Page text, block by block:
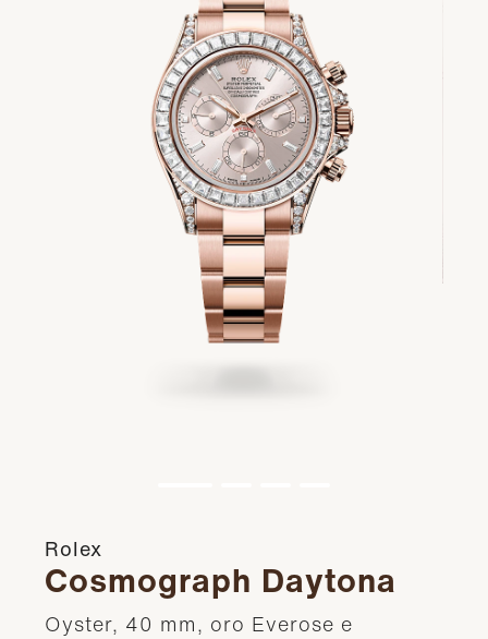
Rolex
Cosmograph Daytona
Oyster, 40 mm, oro Everose e